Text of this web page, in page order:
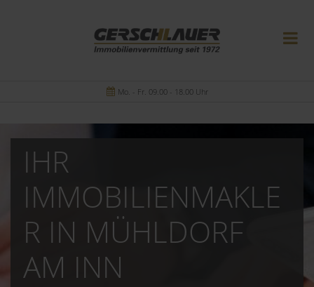
Mo. - Fr. 09.00 - 18.00 Uhr
IHR
IMMOBILIENMAKLE
R IN MÜHLDORF
AM INN